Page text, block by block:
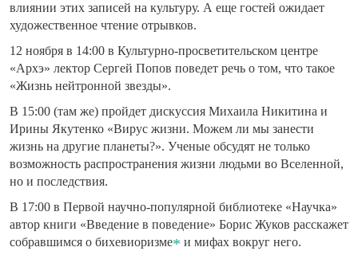
влиянии этих записей на культуру. А еще гостей ожидает
художественное чтение отрывков.
12 ноября в 14:00 в Культурно-просветительском центре
«Архэ» лектор Сергей Попов поведет речь о том, что такое
«Жизнь нейтронной звезды».
В 15:00 (там же) пройдет дискуссия Михаила Никитина и
Ирины Якутенко «Вирус жизни. Можем ли мы занести
жизнь на другие планеты?». Ученые обсудят не только
возможность распространения жизни людьми во Вселенной,
но и последствия.
В 17:00 в Первой научно-популярной библиотеке «Научка»
автор книги «Введение в поведение» Борис Жуков расскажет
собравшимся о бихевиоризме и мифах вокруг него.